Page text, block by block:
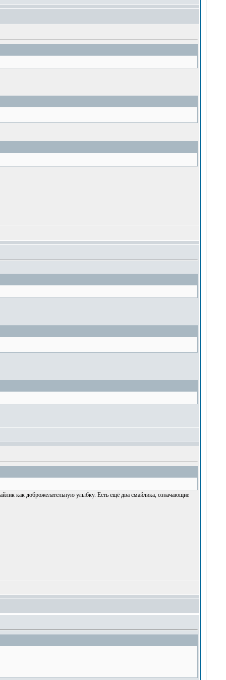
как доброжелательную улыбку. Есть ещё два смайлика, означающие